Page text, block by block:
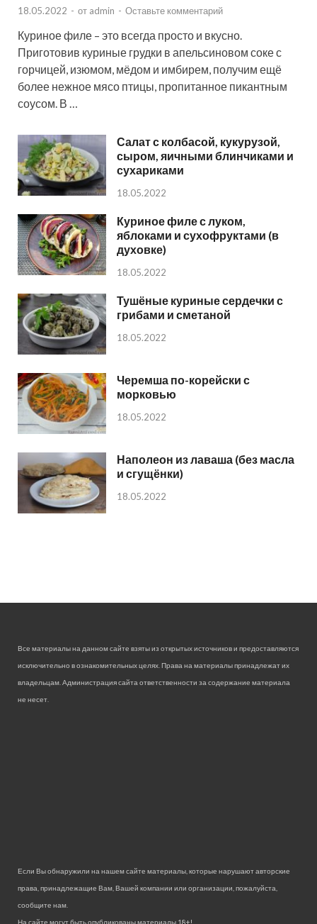
18.05.2022 - от admin - Оставьте комментарий
Куриное филе – это всегда просто и вкусно.
Приготовив куриные грудки в апельсиновом соке с
горчицей, изюмом, мёдом и имбирем, получим ещё
более нежное мясо птицы, пропитанное пикантным
соусом. В …
Салат с колбасой, кукурузой,
сыром, яичными блинчиками и
сухариками
18.05.2022
Куриное филе с луком,
яблоками и сухофруктами (в
духовке)
18.05.2022
Тушёные куриные сердечки с
грибами и сметаной
18.05.2022
Черемша по-корейски с
морковью
18.05.2022
Наполеон из лаваша (без масла
и сгущёнки)
18.05.2022
Все материалы на данном сайте взяты из открытых источников и предоставляются
исключительно в ознакомительных целях. Права на материалы принадлежат их
владельцам. Администрация сайта ответственности за содержание материала
не несет.
Если Вы обнаружили на нашем сайте материалы, которые нарушают авторские
права, принадлежащие Вам, Вашей компании или организации, пожалуйста,
сообщите нам.
На сайте могут быть опубликованы материалы 18+!